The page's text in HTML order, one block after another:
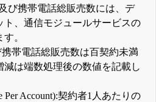
び携帯電話総販売数には、デ
ト、通信モジュールサービスの
。
帯電話総販売数は百契約未満
減は端数処理後の数値を記載し
Per Account):契約者1人あたりの